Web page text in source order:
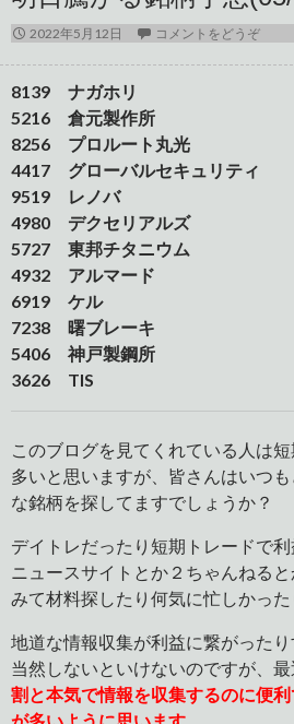
2022年5月12日 コメントをどうぞ
8139 ナガホリ
5216 倉元製作所
8256 プロルート丸光
4417 グローバルセキュリティ
9519 レノバ
4980 デクセリアルズ
5727 東邦チタニウム
4932 アルマード
6919 ケル
7238 曙ブレーキ
5406 神戸製鋼所
3626 TIS
このブログを見てくれている人は
多いと思いますが、皆さんはいつ
な銘柄を探してますでしょうか？
デイトレだったり短期トレードで
ニュースサイトとか２ちゃんねる
みて材料探したり何気に忙しかった
地道な情報収集が利益に繋がった
当然しないといけないのですが、最
割と本気で情報を収集するのに便